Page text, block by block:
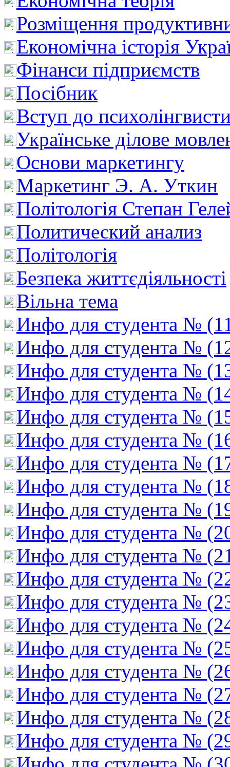
Розміщення
Економічна історія
Фінанси підприємств
Посібник
Вступ до
Українське ділове
Основи маркетингу
Маркетинг Э. А. Уткин
Політологія Степан
Политический анализ
Політологія
Безпека життєдіяльності
Вільна тема
Инфо для студента №
Инфо для студента №
Инфо для студента №
Инфо для студента №
Инфо для студента №
Инфо для студента №
Инфо для студента №
Инфо для студента №
Инфо для студента №
Инфо для студента №
Инфо для студента №
Инфо для студента №
Инфо для студента №
Инфо для студента №
Инфо для студента №
Инфо для студента №
Инфо для студента №
Инфо для студента №
Инфо для студента №